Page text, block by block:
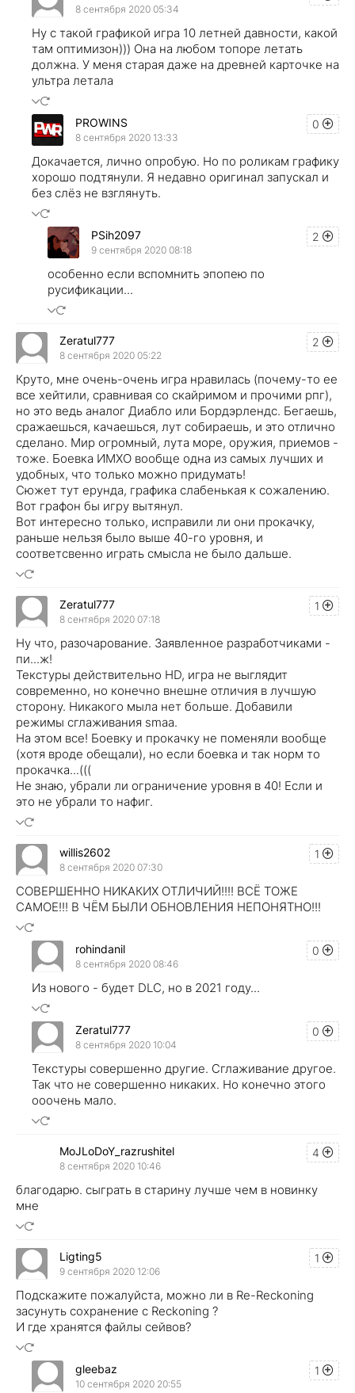
8 сентября 2020 05:34
Ну с такой графикой игра 10 летней давности, какой
там оптимизон))) Она на любом топоре летать
должна. У меня старая даже на древней карточке на
ультра летала
0
PROWINS
8 сентября 2020 13:33
Докачается, лично опробую. Но по роликам графику
хорошо подтянули. Я недавно оригинал запускал и
без слёз не взглянуть.
2
PSih2097
9 сентября 2020 08:18
особенно если вспомнить эпопею по
русификации...
2
Zeratul777
8 сентября 2020 05:22
Круто, мне очень-очень игра нравилась (почему-то ее
все хейтили, сравнивая со скайримом и прочими рпг),
но это ведь аналог Диабло или Бордэрлендс. Бегаешь,
сражаешься, качаешься, лут собираешь, и это отлично
сделано. Мир огромный, лута море, оружия, приемов -
тоже. Боевка ИМХО вообще одна из самых лучших и
удобных, что только можно придумать!
Сюжет тут ерунда, графика слабенькая к сожалению.
Вот графон бы игру вытянул.
Вот интересно только, исправили ли они прокачку,
раньше нельзя было выше 40-го уровня, и
соответсвенно играть смысла не было дальше.
1
Zeratul777
8 сентября 2020 07:18
Ну что, разочарование. Заявленное разработчиками -
пи...ж!
Текстуры действительно HD, игра не выглядит
современно, но конечно внешне отличия в лучшую
сторону. Никакого мыла нет больше. Добавили
режимы сглаживания smaa.
На этом все! Боевку и прокачку не поменяли вообще
(хотя вроде обещали), но если боевка и так норм то
прокачка...(((
Не знаю, убрали ли ограничение уровня в 40! Если и
это не убрали то нафиг.
1
willis2602
8 сентября 2020 07:30
СОВЕРШЕННО НИКАКИХ ОТЛИЧИЙ!!!! ВСЁ ТОЖЕ
САМОЕ!!! В ЧЁМ БЫЛИ ОБНОВЛЕНИЯ НЕПОНЯТНО!!!
0
rohindanil
8 сентября 2020 08:46
Из нового - будет DLC, но в 2021 году...
0
Zeratul777
8 сентября 2020 10:04
Текстуры совершенно другие. Сглаживание другое.
Так что не совершенно никаких. Но конечно этого
ооочень мало.
4
MoJLoDoY_razrushitel
8 сентября 2020 10:46
благодарю. сыграть в старину лучше чем в новинку
мне
1
Ligting5
9 сентября 2020 12:06
Подскажите пожалуйста, можно ли в Re-Reckoning
засунуть сохранение с Reckoning ?
И где хранятся файлы сейвов?
1
gleebaz
10 сентября 2020 20:55